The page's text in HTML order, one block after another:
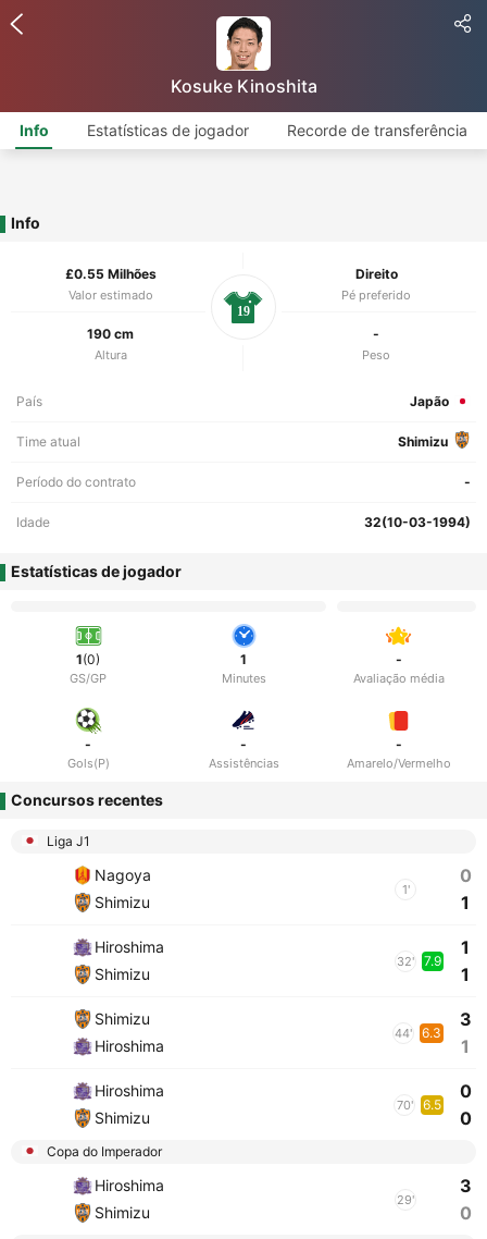
Kosuke Kinoshita
Info Estatísticas de jogador Recorde de transferência
Info
£0.55 Milhões
Valor estimado
Direito
Pé preferido
190 cm
Altura
-
Peso
19
País Japão
Time atual Shimizu
Período do contrato -
Idade 32(10-03-1994)
Estatísticas de jogador
1(0)
GS/GP
1
Minutes
-
Avaliação média
-
Gols(P)
-
Assistências
-
Amarelo/Vermelho
Concursos recentes
Liga J1
Nagoya
Shimizu
1'
0
1
Hiroshima
Shimizu
32' 7.9
1
1
Shimizu
Hiroshima
44' 6.3
3
1
Hiroshima
Shimizu
70' 6.5
0
0
Copa do Imperador
Hiroshima
Shimizu
29'
3
0